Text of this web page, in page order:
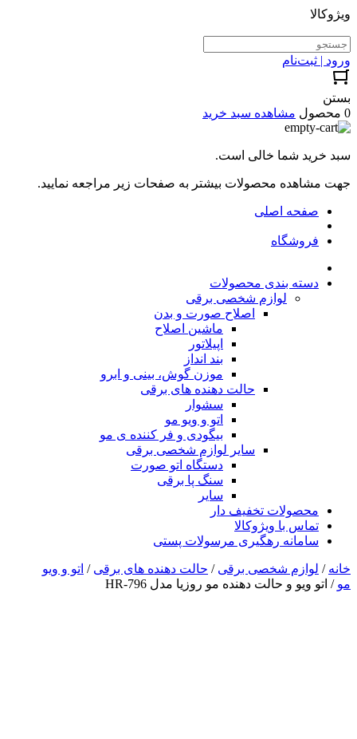
ویژوکالا
ورود | ثبت‌نام
بستن
0 محصول
مشاهده سبد خرید
سبد خرید شما خالی است.
جهت مشاهده محصولات بیشتر به صفحات زیر مراجعه نمایید.
صفحه اصلی
فروشگاه
دسته بندی محصولات
لوازم شخصی برقی
اصلاح صورت و بدن
ماشین اصلاح
اپیلاتور
بند انداز
موزن گوش، بینی و ابرو
حالت دهنده های برقی
سشوار
اتو و ویو مو
بیگودی و فر کننده ی مو
سایر لوازم شخصی برقی
دستگاه اتو صورت
سنگ پا برقی
سایر
محصولات تخفیف دار
تماس با ویژوکالا
سامانه رهگیری مرسولات پستی
خانه / لوازم شخصی برقی / حالت دهنده های برقی / اتو و ویو
مو / اتو ویو و حالت دهنده مو روزیا مدل HR-796